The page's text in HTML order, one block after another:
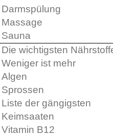
Darmspülung
Massage
Sauna
Die wichtigsten
Weniger ist mehr
Algen
Sprossen
Liste der gängigsten
Keimsaaten
Vitamin B12